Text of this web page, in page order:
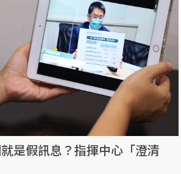
是假訊息？指揮中心「澄清